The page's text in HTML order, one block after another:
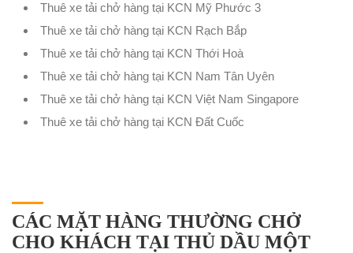
Thuê xe tải chở hàng tại KCN Mỹ Phước 3
Thuê xe tải chở hàng tại KCN Rạch Bắp
Thuê xe tải chở hàng tại KCN Thới Hoà
Thuê xe tải chở hàng tại KCN Nam Tân Uyên
Thuê xe tải chở hàng tại KCN Việt Nam Singapore
Thuê xe tải chở hàng tại KCN Đất Cuốc
CÁC MẶT HÀNG THƯỜNG CHỞ
CHO KHÁCH TẠI THỦ DẦU MỘT